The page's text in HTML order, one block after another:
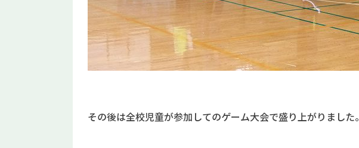
その後は全校児童が参加してのゲーム大会で盛り上がりました。